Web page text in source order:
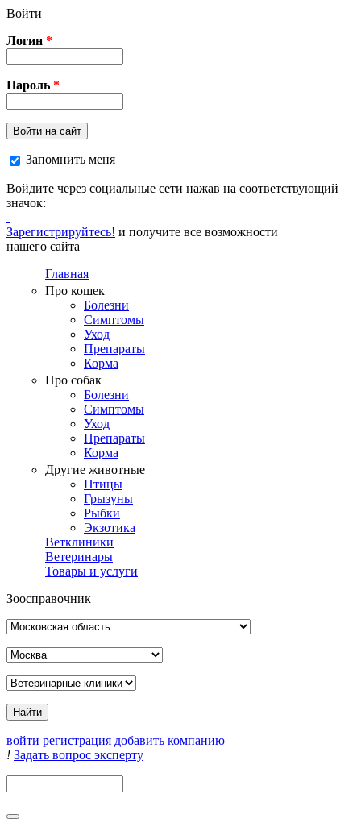
Перейти к основному содержанию
Войти
Логин *
Пароль *
Войти на сайт
Запомнить меня
Войдите через социальные сети нажав на соответствующий
значок:
Зарегистрируйтесь! и получите все возможности
нашего сайта
Главная
Про кошек
Болезни
Симптомы
Уход
Препараты
Корма
Про собак
Болезни
Симптомы
Уход
Препараты
Корма
Другие животные
Птицы
Грызуны
Рыбки
Экзотика
Ветклиники
Ветеринары
Товары и услуги
Зоосправочник
войти регистрация добавить компанию
! Задать вопрос эксперту